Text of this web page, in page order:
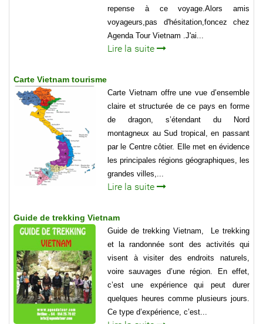
repense à ce voyage.Alors amis
voyageurs,pas d'hésitation,foncez chez
Agenda Tour Vietnam .J'ai...
Lire la suite
Carte Vietnam tourisme
Carte Vietnam offre une vue d’ensemble
claire et structurée de ce pays en forme
de dragon, s’étendant du Nord
montagneux au Sud tropical, en passant
par le Centre côtier. Elle met en évidence
les principales régions géographiques, les
grandes villes,...
Lire la suite
Guide de trekking Vietnam
Guide de trekking Vietnam, Le trekking
et la randonnée sont des activités qui
visent à visiter des endroits naturels,
voire sauvages d’une région. En effet,
c’est une expérience qui peut durer
quelques heures comme plusieurs jours.
Ce type d’expérience, c’est...